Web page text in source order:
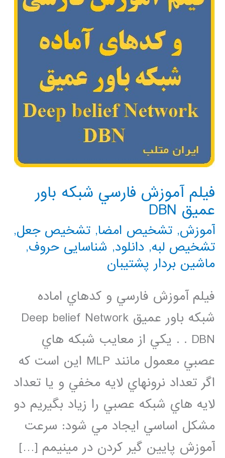
فيلم آموزش فارسي شبكه باور
عميق DBN
آموزش, تشخیص امضا, تشخیص جعل,
تشخیص لبه, دانلود, شناسایی حروف,
ماشین بردار پشتیبان
فيلم آموزش فارسي و كدهاي اماده
شبكه باور عميق Deep belief Network
DBN . . يكي از معايب شبكه هاي
عصبي معمول مانند MLP اين است كه
اگر تعداد نرونهاي لايه مخفي و يا تعداد
لايه هاي شبكه عصبي را زياد بگيريم دو
مشكل اساسي ايجاد مي شود: سرعت
آموزش پايين گير كردن در مينيمم […]